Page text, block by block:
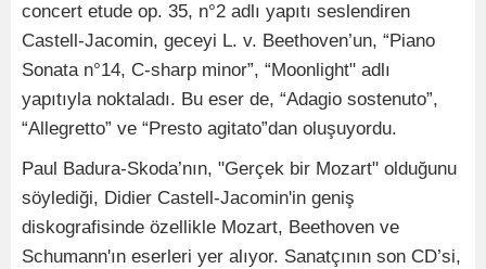
concert etude op. 35, n°2 adlı yapıtı seslendiren
Castell-Jacomin, geceyi L. v. Beethoven’un, “Piano
Sonata n°14, C-sharp minor”, “Moonlight" adlı
yapıtıyla noktaladı. Bu eser de, “Adagio sostenuto”,
“Allegretto” ve “Presto agitato”dan oluşuyordu.
Paul Badura-Skoda’nın, "Gerçek bir Mozart" olduğunu
söylediği, Didier Castell-Jacomin'in geniş
diskografisinde özellikle Mozart, Beethoven ve
Schumann'ın eserleri yer alıyor. Sanatçının son CD’si,